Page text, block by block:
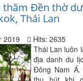
Đền thờ
Thái Lan
2019
Hits: 2635
Thái Lan luôn
địa danh du
Đông Nam